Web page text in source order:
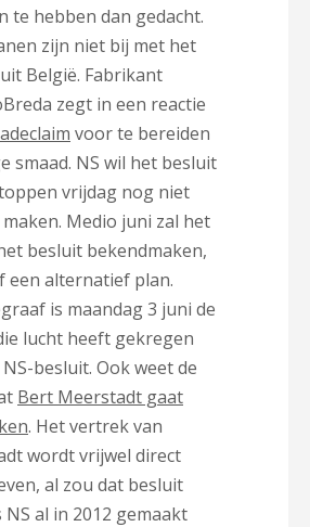
te hebben dan gedacht.
zijn niet bij met het
België. Fabrikant
zegt in een reactie
voor te bereiden
smaad. NS wil het besluit
vrijdag nog niet
Medio juni zal het
besluit bekendmaken,
een alternatief plan.
is maandag 3 juni de
lucht heeft gekregen
besluit. Ook weet de
Bert Meerstadt gaat
. Het vertrek van
wordt vrijwel direct
al zou dat besluit
al in 2012 gemaakt